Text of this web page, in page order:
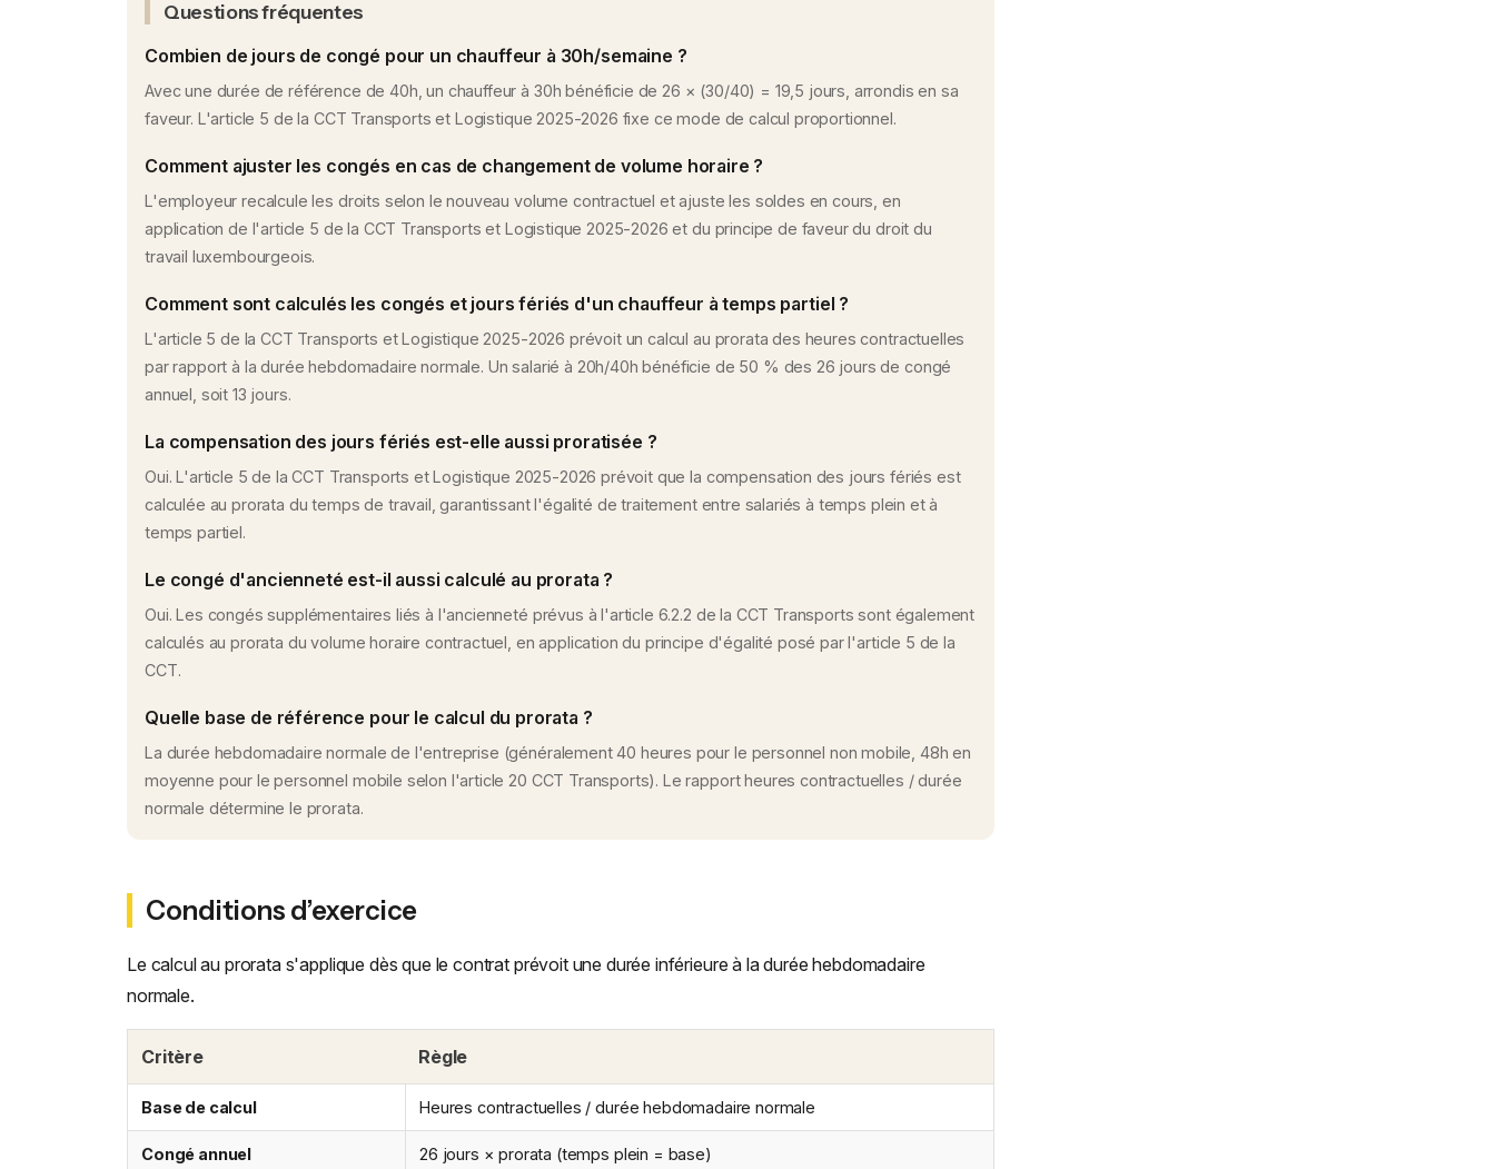
Questions fréquentes
Combien de jours de congé pour un chauffeur à 30h/semaine ?
Avec une durée de référence de 40h, un chauffeur à 30h bénéficie de 26 × (30/40) = 19,5 jours, arrondis en sa
faveur. L'article 5 de la CCT Transports et Logistique 2025-2026 fixe ce mode de calcul proportionnel.
Comment ajuster les congés en cas de changement de volume horaire ?
L'employeur recalcule les droits selon le nouveau volume contractuel et ajuste les soldes en cours, en
application de l'article 5 de la CCT Transports et Logistique 2025-2026 et du principe de faveur du droit du
travail luxembourgeois.
Comment sont calculés les congés et jours fériés d'un chauffeur à temps partiel ?
L'article 5 de la CCT Transports et Logistique 2025-2026 prévoit un calcul au prorata des heures contractuelles
par rapport à la durée hebdomadaire normale. Un salarié à 20h/40h bénéficie de 50 % des 26 jours de congé
annuel, soit 13 jours.
La compensation des jours fériés est-elle aussi proratisée ?
Oui. L'article 5 de la CCT Transports et Logistique 2025-2026 prévoit que la compensation des jours fériés est
calculée au prorata du temps de travail, garantissant l'égalité de traitement entre salariés à temps plein et à
temps partiel.
Le congé d'ancienneté est-il aussi calculé au prorata ?
Oui. Les congés supplémentaires liés à l'ancienneté prévus à l'article 6.2.2 de la CCT Transports sont également
calculés au prorata du volume horaire contractuel, en application du principe d'égalité posé par l'article 5 de la
CCT.
Quelle base de référence pour le calcul du prorata ?
La durée hebdomadaire normale de l'entreprise (généralement 40 heures pour le personnel non mobile, 48h en
moyenne pour le personnel mobile selon l'article 20 CCT Transports). Le rapport heures contractuelles / durée
normale détermine le prorata.
Conditions d’exercice
Le calcul au prorata s'applique dès que le contrat prévoit une durée inférieure à la durée hebdomadaire
normale.
Critère Règle
Base de calcul Heures contractuelles / durée hebdomadaire normale
Congé annuel 26 jours × prorata (temps plein = base)